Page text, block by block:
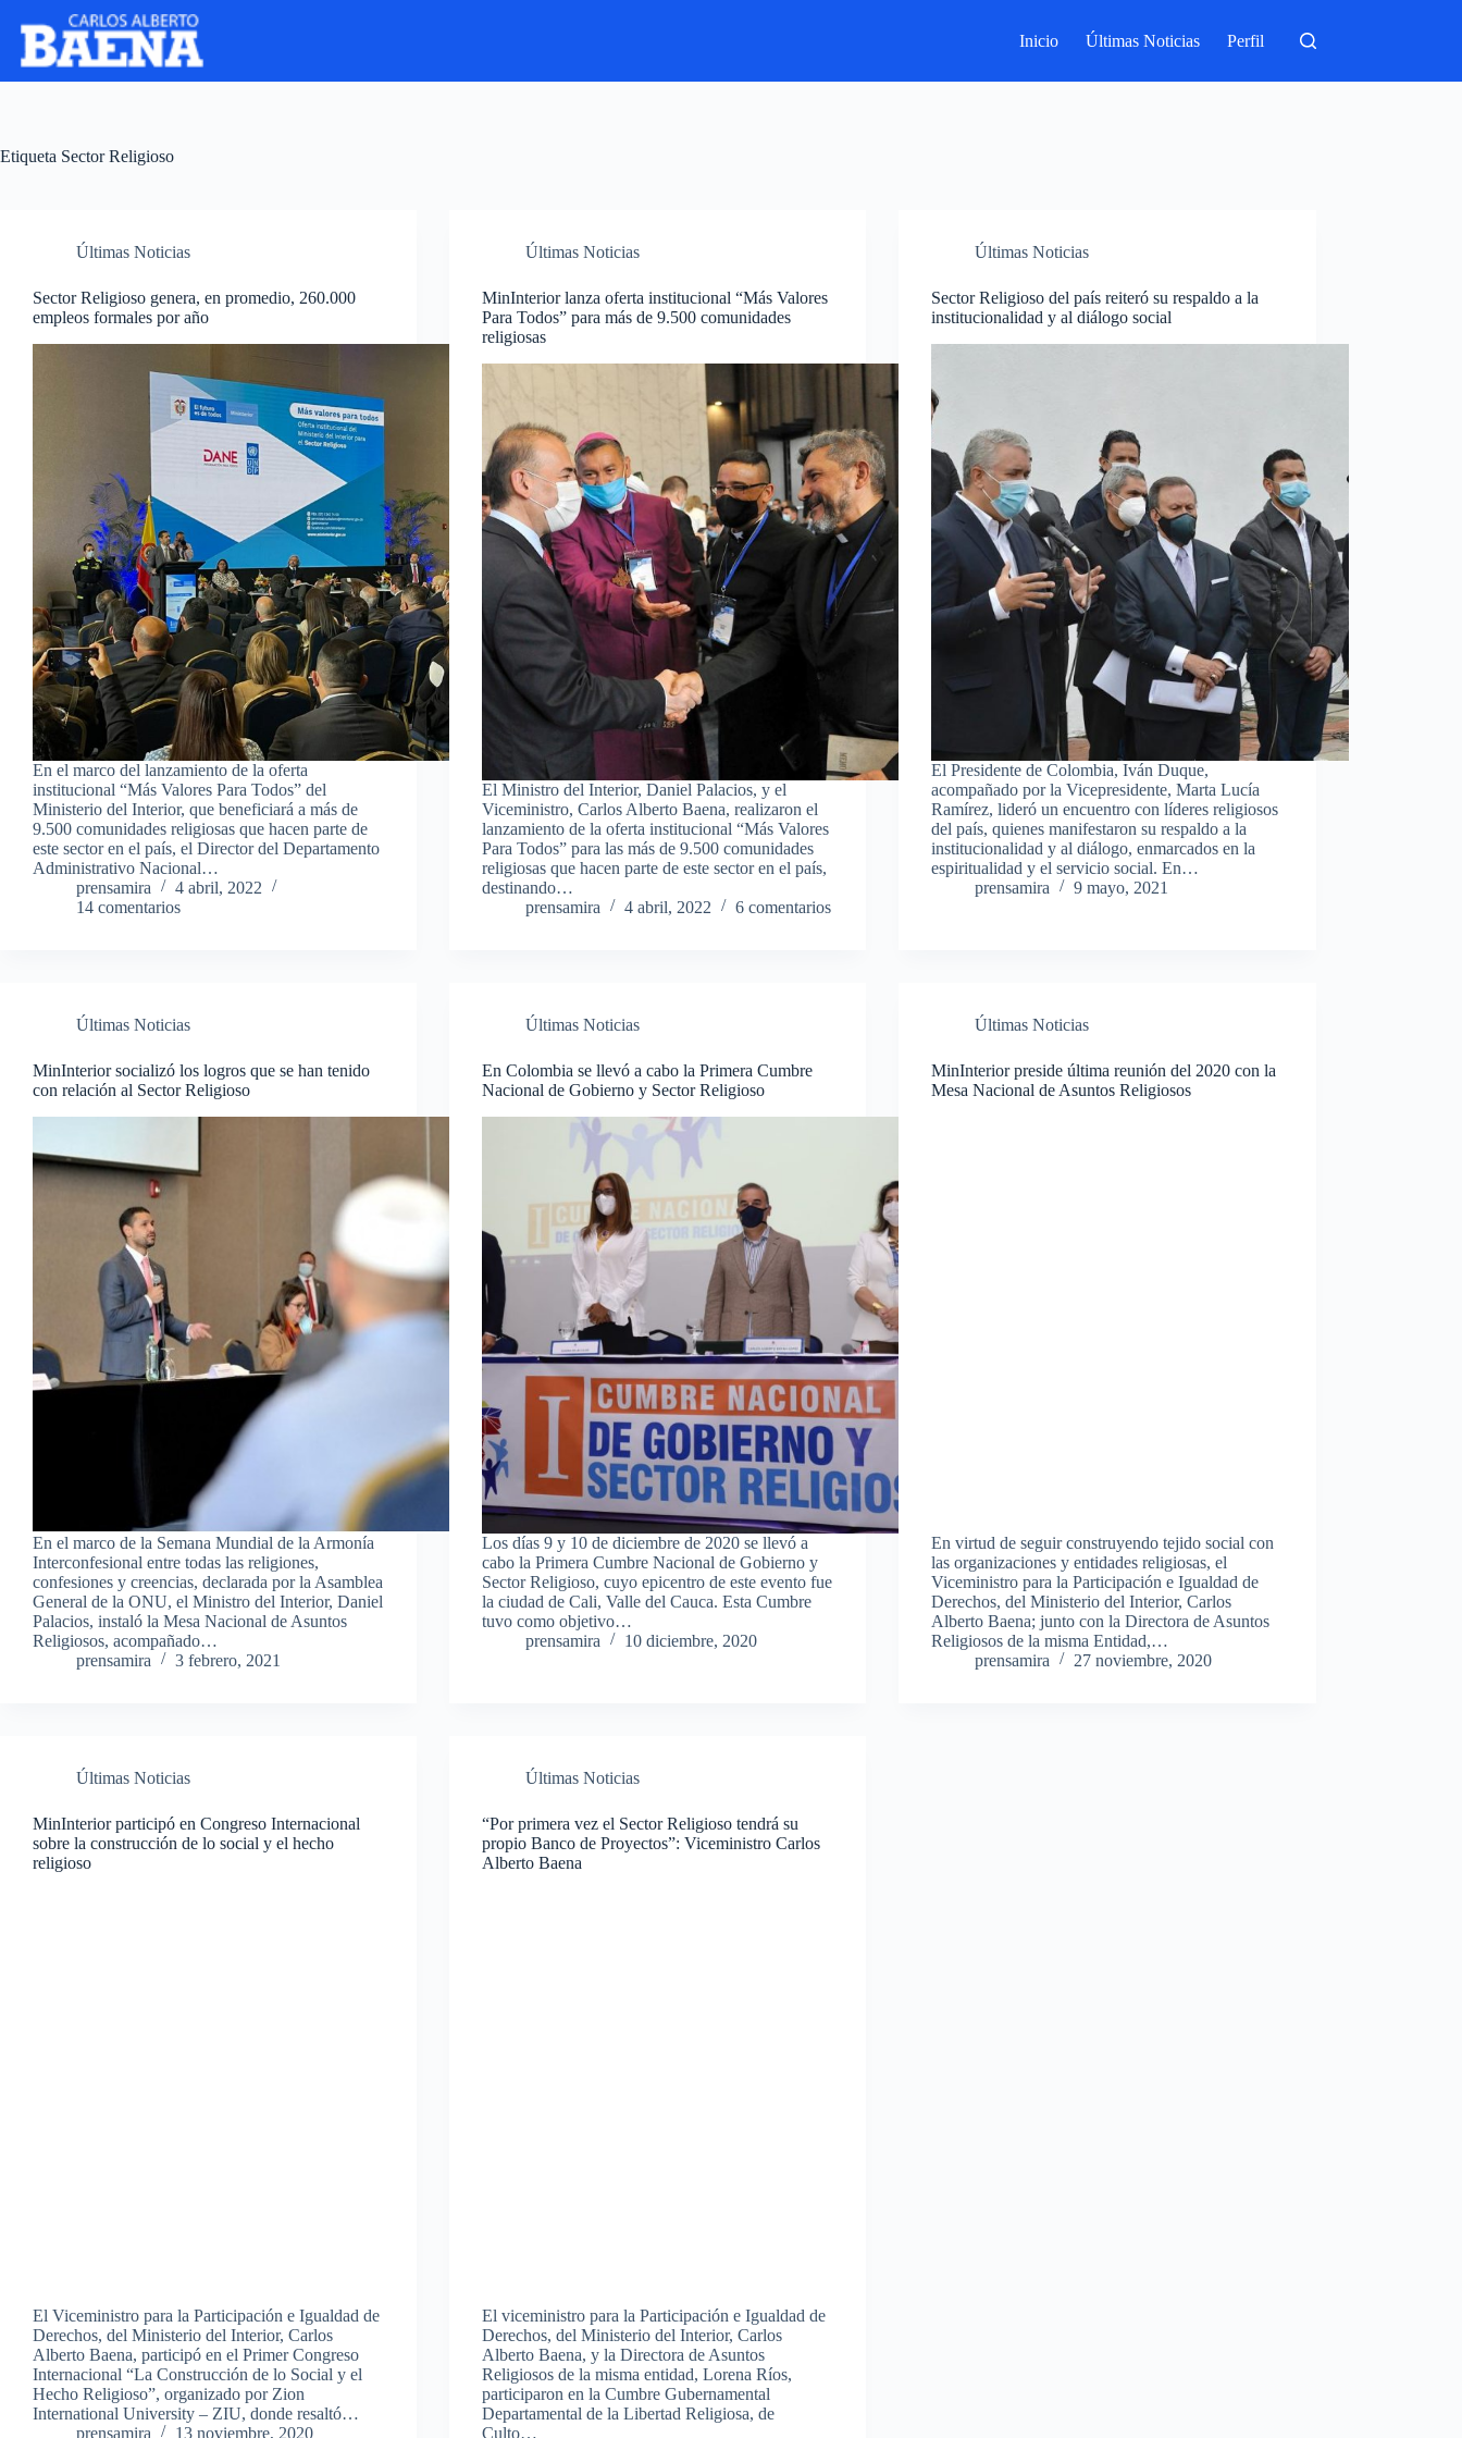
Inicio Últimas Noticias Perfil
Etiqueta Sector Religioso
Últimas Noticias
Sector Religioso genera, en promedio, 260.000
empleos formales por año
En el marco del lanzamiento de la oferta
institucional “Más Valores Para Todos” del
Ministerio del Interior, que beneficiará a más de
9.500 comunidades religiosas que hacen parte de
este sector en el país, el Director del Departamento
Administrativo Nacional…
prensamira
4 abril, 2022
14 comentarios
Últimas Noticias
MinInterior lanza oferta institucional “Más Valores
Para Todos” para más de 9.500 comunidades
religiosas
El Ministro del Interior, Daniel Palacios, y el
Viceministro, Carlos Alberto Baena, realizaron el
lanzamiento de la oferta institucional “Más Valores
Para Todos” para las más de 9.500 comunidades
religiosas que hacen parte de este sector en el país,
destinando…
prensamira
4 abril, 2022 6 comentarios
Últimas Noticias
Sector Religioso del país reiteró su respaldo a la
institucionalidad y al diálogo social
El Presidente de Colombia, Iván Duque,
acompañado por la Vicepresidente, Marta Lucía
Ramírez, lideró un encuentro con líderes religiosos
del país, quienes manifestaron su respaldo a la
institucionalidad y al diálogo, enmarcados en la
espiritualidad y el servicio social. En…
prensamira
9 mayo, 2021
Últimas Noticias
MinInterior socializó los logros que se han tenido
con relación al Sector Religioso
En el marco de la Semana Mundial de la Armonía
Interconfesional entre todas las religiones,
confesiones y creencias, declarada por la Asamblea
General de la ONU, el Ministro del Interior, Daniel
Palacios, instaló la Mesa Nacional de Asuntos
Religiosos, acompañado…
prensamira
3 febrero, 2021
Últimas Noticias
En Colombia se llevó a cabo la Primera Cumbre
Nacional de Gobierno y Sector Religioso
Los días 9 y 10 de diciembre de 2020 se llevó a
cabo la Primera Cumbre Nacional de Gobierno y
Sector Religioso, cuyo epicentro de este evento fue
la ciudad de Cali, Valle del Cauca. Esta Cumbre
tuvo como objetivo…
prensamira
10 diciembre, 2020
Últimas Noticias
MinInterior preside última reunión del 2020 con la
Mesa Nacional de Asuntos Religiosos
En virtud de seguir construyendo tejido social con
las organizaciones y entidades religiosas, el
Viceministro para la Participación e Igualdad de
Derechos, del Ministerio del Interior, Carlos
Alberto Baena; junto con la Directora de Asuntos
Religiosos de la misma Entidad,…
prensamira
27 noviembre, 2020
Últimas Noticias
MinInterior participó en Congreso Internacional
sobre la construcción de lo social y el hecho
religioso
El Viceministro para la Participación e Igualdad de
Derechos, del Ministerio del Interior, Carlos
Alberto Baena, participó en el Primer Congreso
Internacional “La Construcción de lo Social y el
Hecho Religioso”, organizado por Zion
International University – ZIU, donde resaltó…
prensamira
13 noviembre, 2020
Últimas Noticias
“Por primera vez el Sector Religioso tendrá su
propio Banco de Proyectos”: Viceministro Carlos
Alberto Baena
El viceministro para la Participación e Igualdad de
Derechos, del Ministerio del Interior, Carlos
Alberto Baena, y la Directora de Asuntos
Religiosos de la misma entidad, Lorena Ríos,
participaron en la Cumbre Gubernamental
Departamental de la Libertad Religiosa, de
Culto…